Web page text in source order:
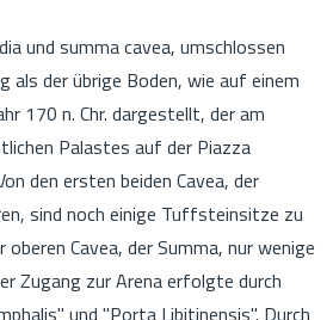
und summa cavea, umschlossen
als der übrige Boden, wie auf einem
170 n. Chr. dargestellt, der am
Palastes auf der Piazza
den ersten beiden Cavea, der
sind noch einige Tuffsteinsitze zu
Cavea, der Summa, nur wenige
Zugang zur Arena erfolgte durch
und "Porta Libitinensis". Durch